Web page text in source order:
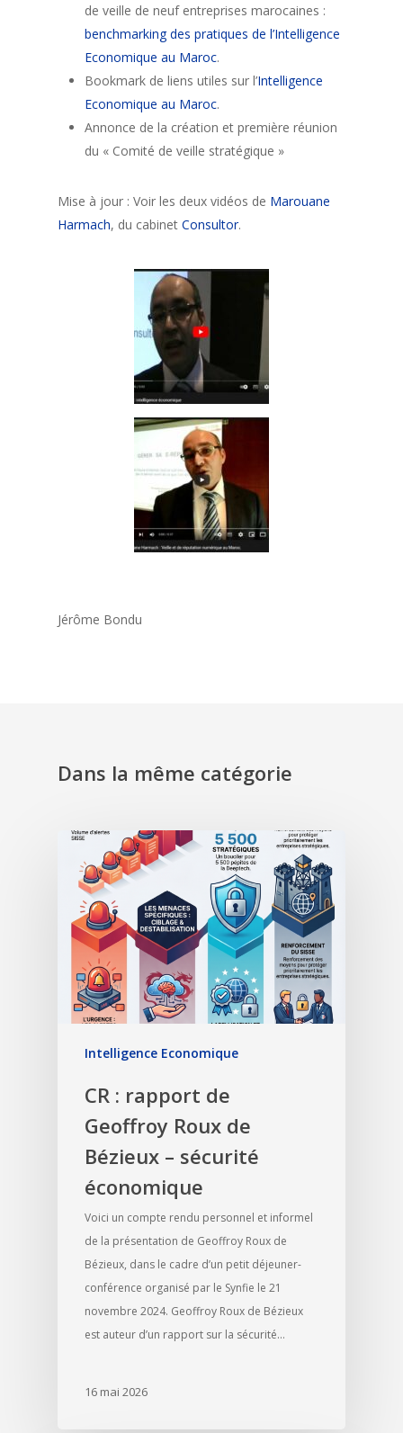
de veille de neuf entreprises marocaines :
benchmarking des pratiques de l’Intelligence
Economique au Maroc.
Bookmark de liens utiles sur l’Intelligence
Economique au Maroc.
Annonce de la création et première réunion
du « Comité de veille stratégique »
Mise à jour : Voir les deux vidéos de Marouane
Harmach, du cabinet Consultor.
Jérôme Bondu
Dans la même catégorie
Intelligence Economique
CR : rapport de
Geoffroy Roux de
Bézieux – sécurité
économique
Voici un compte rendu personnel et informel
de la présentation de Geoffroy Roux de
Bézieux, dans le cadre d’un petit déjeuner-
conférence organisé par le Synfie le 21
novembre 2024. Geoffroy Roux de Bézieux
est auteur d’un rapport sur la sécurité…
16 mai 2026